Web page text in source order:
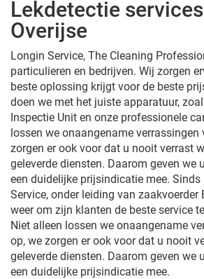
Lekdetectie
Overijse
Longin Service, The Cleaning
particulieren en bedrijven. Wij zorgen
beste oplossing krijgt voor de beste
doen we met het juiste apparatuur,
Inspectie Unit en onze professionele
lossen we onaangename verrassingen
zorgen er ook voor dat u nooit verrast
geleverde diensten. Daarom geven we
een duidelijke prijsindicatie mee.
Service, onder leiding van zaakvoerder
weer om zijn klanten de beste service
Niet alleen lossen we onaangename
op, we zorgen er ook voor dat u nooit
geleverde diensten. Daarom geven we
een duidelijke prijsindicatie mee.